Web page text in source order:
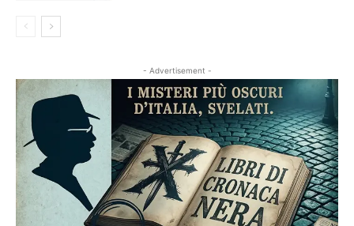
- Advertisement -